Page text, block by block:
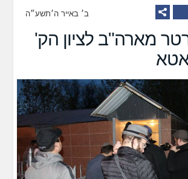
ב׳ באייר ה׳תשע״ה
מארה"ב לציון הק'